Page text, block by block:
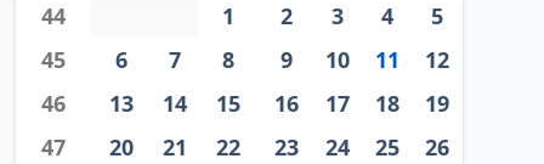
44
1 2 3 4
5
45
6 7 8 9 10 11
12
46
13 14 15 16 17 18
19
47
20 21 22 23 24 25
26